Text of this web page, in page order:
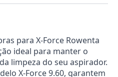
para X-Force Rowenta
ideal para manter o
limpeza do seu aspirador.
X-Force 9.60, garantem